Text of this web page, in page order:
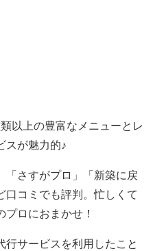
以上の豊富なメニューとレ
スが魅力的♪
「さすがプロ」「新築に戻
口コミでも評判。忙しくて
ロにおまかせ！
行サービスを利用したこと